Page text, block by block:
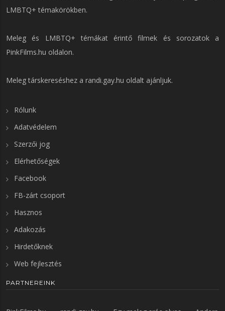
LMBTQ+ témakörökben.
Meleg és LMBTQ+ témákat érintő filmek és sorozatok a
PinkFilms.hu oldalon.
Meleg társkereséshez a randi.gay.hu oldalt ajánljuk.
Rólunk
Adatvédelem
Szerzői jog
Elérhetőségek
Facebook
FB-zárt csoport
Hasznos
Adakozás
Hirdetőknek
Web fejlesztés
PARTNEREINK